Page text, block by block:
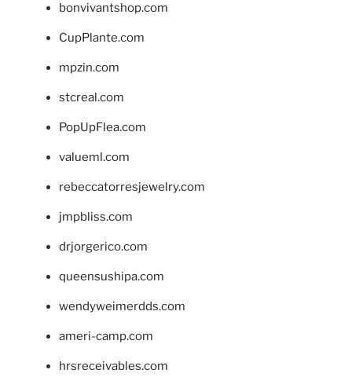
bonvivantshop.com
CupPlante.com
mpzin.com
stcreal.com
PopUpFlea.com
valueml.com
rebeccatorresjewelry.com
jmpbliss.com
drjorgerico.com
queensushipa.com
wendyweimerdds.com
ameri-camp.com
hrsreceivables.com